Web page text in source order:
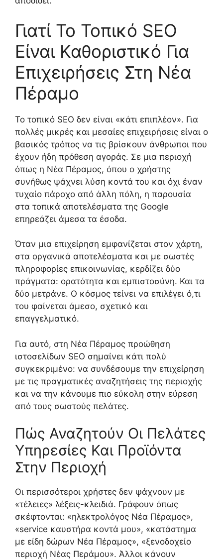
Γιατί Το Τοπικό SEO
Είναι Καθοριστικό Για
Επιχειρήσεις Στη Νέα
Πέραμο
Το τοπικό SEO δεν είναι «κάτι επιπλέον». Για
πολλές μικρές και μεσαίες επιχειρήσεις είναι ο
βασικός τρόπος να τις βρίσκουν άνθρωποι που
έχουν ήδη πρόθεση αγοράς. Σε μια περιοχή
όπως η Νέα Πέραμος, όπου ο χρήστης
συνήθως ψάχνει λύση κοντά του και όχι έναν
τυχαίο πάροχο από άλλη πόλη, η παρουσία
στα τοπικά αποτελέσματα της Google
επηρεάζει άμεσα τα έσοδα.
Όταν μια επιχείρηση εμφανίζεται στον χάρτη,
στα οργανικά αποτελέσματα και με σωστές
πληροφορίες επικοινωνίας, κερδίζει δύο
πράγματα: ορατότητα και εμπιστοσύνη. Και τα
δύο μετράνε. Ο κόσμος τείνει να επιλέγει ό,τι
του φαίνεται άμεσο, σχετικό και
επαγγελματικό.
Για αυτό, στη Νέα Πέραμος προώθηση
ιστοσελίδων SEO σημαίνει κάτι πολύ
συγκεκριμένο: να συνδέσουμε την επιχείρηση
με τις πραγματικές αναζητήσεις της περιοχής
και να την κάνουμε πιο εύκολη στην εύρεση
από τους σωστούς πελάτες.
Πώς Αναζητούν Οι Πελάτες
Υπηρεσίες Και Προϊόντα
Στην Περιοχή
Οι περισσότεροι χρήστες δεν ψάχνουν με
«τέλειες» λέξεις-κλειδιά. Γράφουν όπως
σκέφτονται: «ηλεκτρολόγος Νέα Πέραμος»,
«service καυστήρα κοντά μου», «κατάστημα
με είδη δώρων Νέα Πέραμος», «ξενοδοχείο
περιοχή Νέας Περάμου». Άλλοι κάνουν